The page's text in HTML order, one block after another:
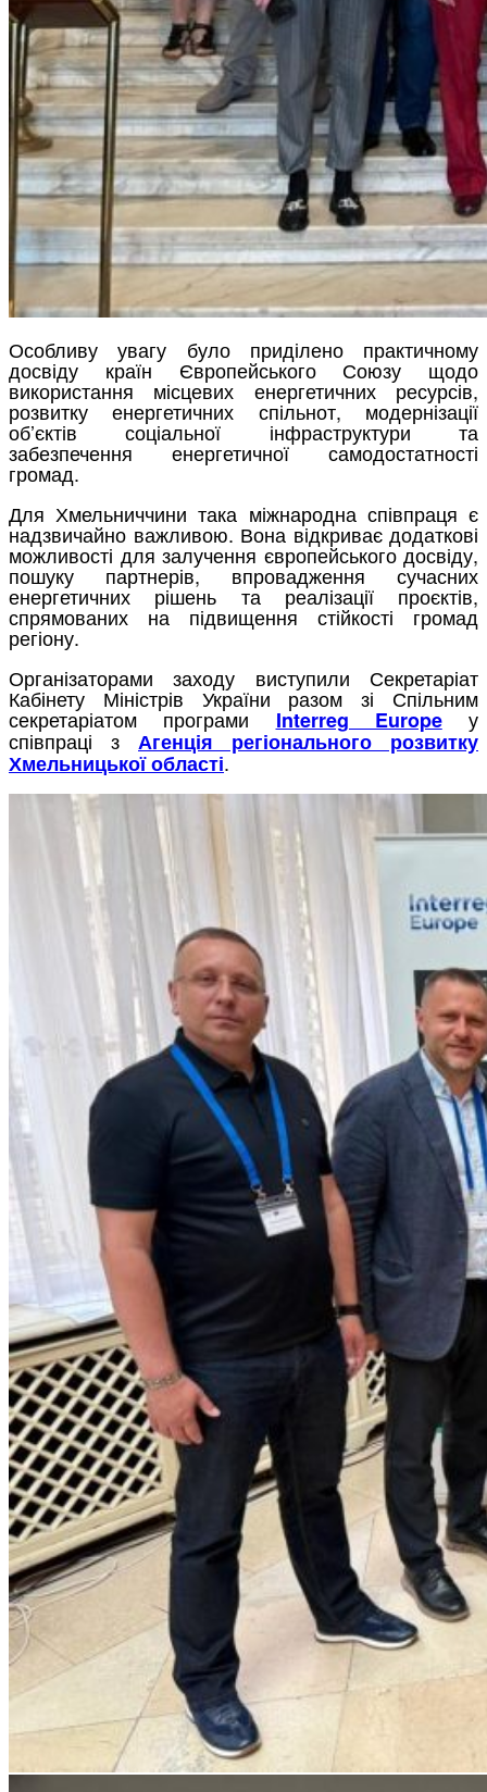
Особливу увагу було приділено практичному
досвіду країн Європейського Союзу щодо
використання місцевих енергетичних ресурсів,
розвитку енергетичних спільнот, модернізації
об’єктів соціальної інфраструктури та
забезпечення енергетичної самодостатності
громад.
Для Хмельниччини така міжнародна співпраця є
надзвичайно важливою. Вона відкриває додаткові
можливості для залучення європейського досвіду,
пошуку партнерів, впровадження сучасних
енергетичних рішень та реалізації проєктів,
спрямованих на підвищення стійкості громад
регіону.
Організаторами заходу виступили Секретаріат
Кабінету Міністрів України разом зі Спільним
секретаріатом програми Interreg Europeу
співпраці з Агенція регіонального розвитку
Хмельницької області.